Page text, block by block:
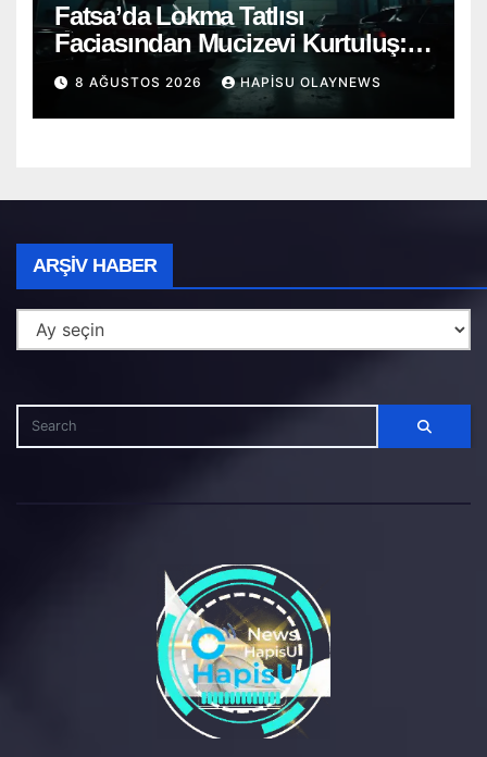
Fatsa’da Lokma Tatlısı
Faciasından Mucizevi Kurtuluş:
Saniyelerle Yarışan Heimlich
Müdahalesi!
8 AĞUSTOS 2026 HAPISU OLAYNEWS
ARŞIV HABER
Haber